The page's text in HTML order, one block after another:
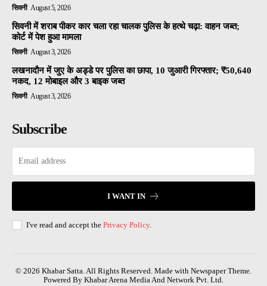
सिवनी August 5, 2026
सिवनी में शराब पीकर कार चला रहा चालक पुलिस के हत्थे चढ़ा: वाहन जब्त;
कोर्ट में पेश हुआ मामला
सिवनी August 3, 2026
लखनादौन में जुए के अड्डे पर पुलिस का छापा, 10 जुआरी गिरफ्तार; ₹50,640
नकद, 12 मोबाइल और 3 बाइक जब्त
सिवनी August 3, 2026
Subscribe
I WANT IN
I've read and accept the Privacy Policy.
© 2026 Khabar Satta. All Rights Reserved. Made with Newspaper Theme.
Powered By Khabar Arena Media And Network Pvt. Ltd.